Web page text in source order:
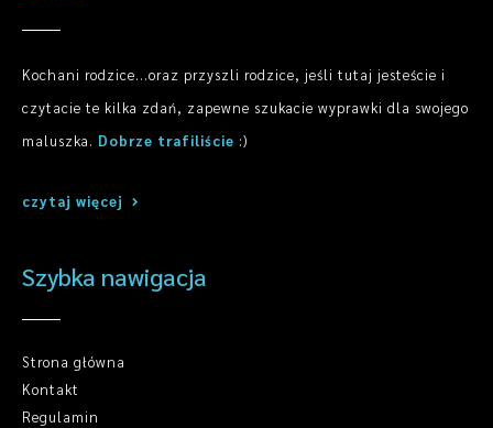
Kochani rodzice...oraz przyszli rodzice, jeśli tutaj jesteście i
czytacie te kilka zdań, zapewne szukacie wyprawki dla swojego
maluszka. Dobrze trafiliście :)
czytaj więcej
Szybka nawigacja
Strona główna
Kontakt
Regulamin